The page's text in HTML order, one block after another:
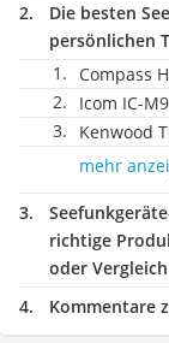
Die besten
persönlichen
Compass
Icom IC-
Kenwood
mehr
richtige
oder Vergleich
Kommentare